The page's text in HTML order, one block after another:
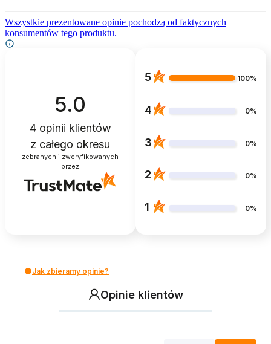
Wszystkie prezentowane opinie pochodzą od faktycznych
konsumentów tego produktu.
5.0
4opinii klientów
z całego okresu
zebranych i zweryfikowanych
przez
5 100%
4 0%
3 0%
2 0%
1 0%
Jak zbieramy opinie?
Opinie klientów